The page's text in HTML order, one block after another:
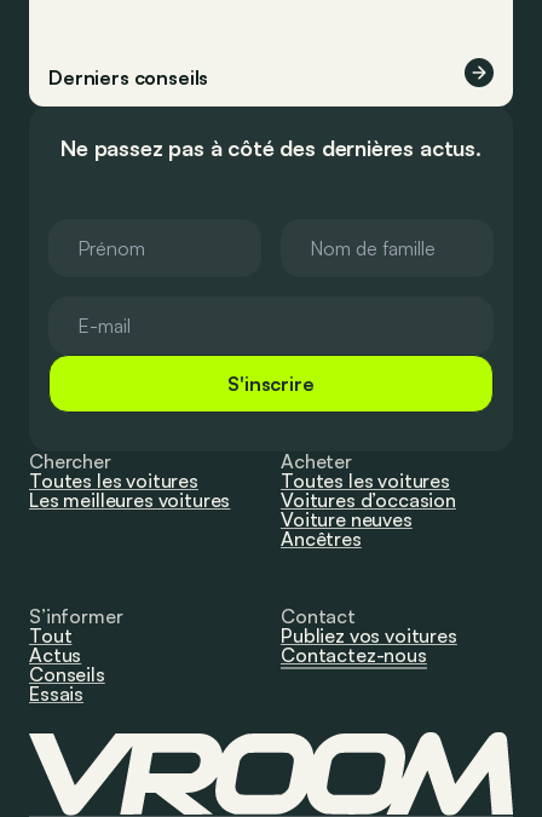
Derniers conseils
Ne passez pas à côté des dernières actus.
S'inscrire
Chercher
Toutes les voitures
Les meilleures voitures
Acheter
Toutes les voitures
Voitures d’occasion
Voiture neuves
Ancêtres
S’informer
Tout
Actus
Conseils
Essais
Contact
Publiez vos voitures
Contactez-nous